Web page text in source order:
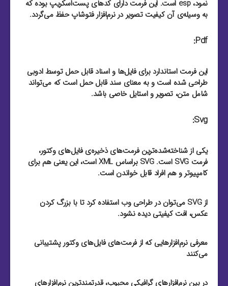
نمود، esp است. این فرمت دارای کد‌های پست‌اسکریپ بوده که
به وسیله‌ی آن کیفیت تصویر در نرم‌افزار فتوشاپ حفظ می‌گردد.
Pdf:
این فرمت استاندارد برای فایل‌‌ها و اسناد قابل حمل توسط ادوبی
طراحی شده است و به معنای سند قابل حمل است که می‌تواند
شامل متن، تصویر و استایل خاصی باشد.
Svg:
یکی از شناخته‌شده‌ترین فرمت‌های ذخیره‌ی فایل‌های وکتور،
فرمت SVG است. SVG براساس XML است، این یعنی هم برای
کامپیوتر و هم افراد قابل خواندن است.
از SVG می‌توان در طراحی وب استفاده کرد تا با بزرگ کردن
عکس، افت کیفیتی دیده نشود.
معرفی نرم‌افزارهایی که از فرمت‌های فایل‌های وکتور پشتیبانی
می‌کنند
در بین نرم‌افزارهای گرافیکی محبوب، قدرتمند‌ترین نرم‌افزارهای